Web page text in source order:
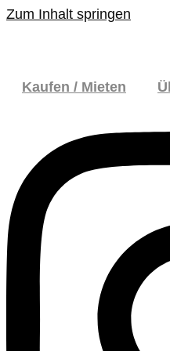
Zum Inhalt springen
Kaufen / Mieten